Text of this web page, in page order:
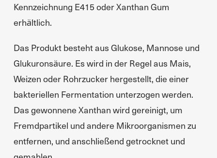
Kennzeichnung E415 oder Xanthan Gum
erhältlich.
Das Produkt besteht aus Glukose, Mannose und
Glukuronsäure. Es wird in der Regel aus Mais,
Weizen oder Rohrzucker hergestellt, die einer
bakteriellen Fermentation unterzogen werden.
Das gewonnene Xanthan wird gereinigt, um
Fremdpartikel und andere Mikroorganismen zu
entfernen, und anschließend getrocknet und